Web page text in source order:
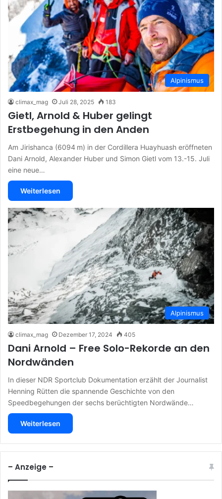
Alpinismus
climax_mag Juli 28, 2025 183
Gietl, Arnold & Huber gelingt
Erstbegehung in den Anden
Am Jirishanca (6094 m) in der Cordillera Huayhuash eröffneten
Dani Arnold, Alexander Huber und Simon Gietl vom 13.-15. Juli
eine neue…
Weiterlesen
Alpinismus
climax_mag Dezember 17, 2024 405
Dani Arnold – Free Solo-Rekorde an den
Nordwänden
In dieser NDR Sportclub Dokumentation erzählt der Journalist
Henning Rütten die spannende Geschichte von den
Speedbegehungen der sechs berüchtigten Nordwände…
Weiterlesen
– Anzeige –